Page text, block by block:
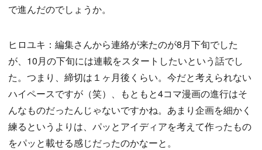
で進んだのでしょうか。
ヒロユキ：編集さんから連絡が来たのが8月下旬でした
が、10月の下旬には連載をスタートしたいという話でし
た。つまり、締切は１ヶ月後くらい。今だと考えられない
ハイペースですが（笑）、もともと4コマ漫画の進行はそ
んなものだったんじゃないですかね。あまり企画を細かく
練るというよりは、パッとアイディアを考えて作ったもの
をパッと載せる感じだったのかなーと。